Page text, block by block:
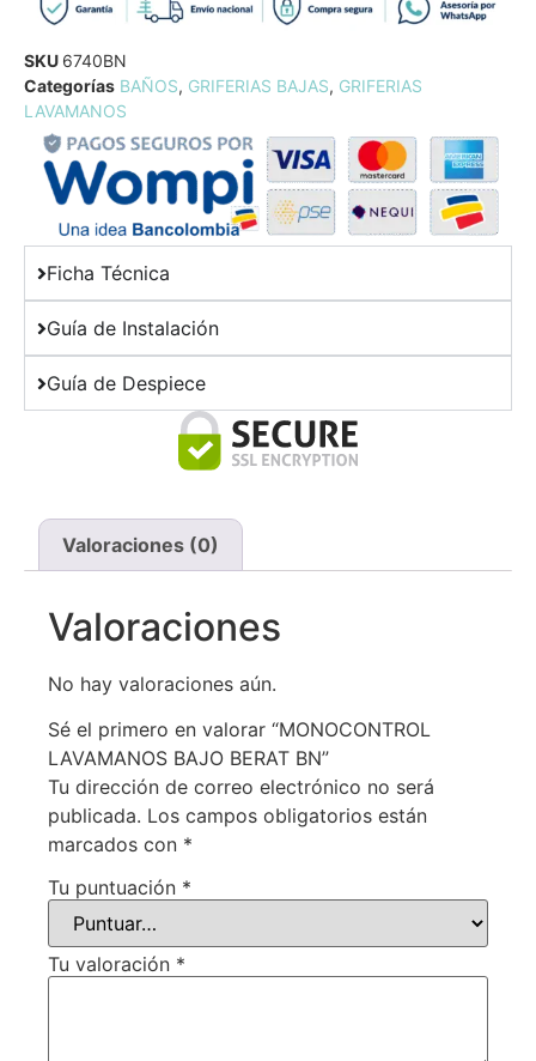
SKU 6740BN
Categorías BAÑOS, GRIFERIAS BAJAS, GRIFERIAS
LAVAMANOS
Ficha Técnica
Guía de Instalación
Guía de Despiece
Valoraciones (0)
Valoraciones
No hay valoraciones aún.
Sé el primero en valorar “MONOCONTROL
LAVAMANOS BAJO BERAT BN”
Tu dirección de correo electrónico no será
publicada. Los campos obligatorios están
marcados con *
Tu puntuación *
Tu valoración *